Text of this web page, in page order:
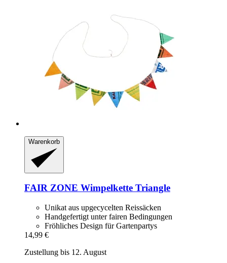
Warenkorb
FAIR ZONE Wimpelkette Triangle
Unikat aus upgecycelten Reissäcken
Handgefertigt unter fairen Bedingungen
Fröhliches Design für Gartenpartys
14,99 €
Zustellung bis 12. August